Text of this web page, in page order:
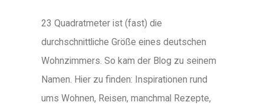
23 Quadratmeter ist (fast) die
durchschnittliche Größe eines deutschen
Wohnzimmers. So kam der Blog zu seinem
Namen. Hier zu finden: Inspirationen rund
ums Wohnen, Reisen, manchmal Rezepte,